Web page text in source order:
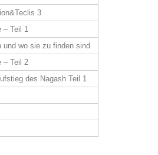
3
– Teil 1
und wo sie zu finden sind
– Teil 2
des Nagash Teil 1